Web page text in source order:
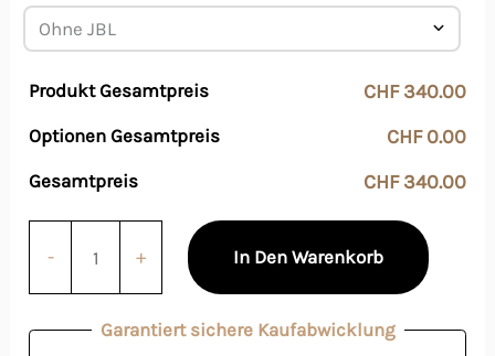
Produkt Gesamtpreis CHF 340.00
Optionen Gesamtpreis CHF 0.00
Gesamtpreis CHF 340.00
- + In Den Warenkorb
Garantiert sichere Kaufabwicklung